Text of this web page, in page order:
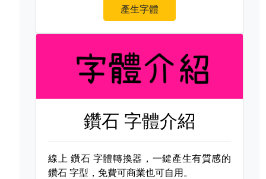
產生字體
鑽石 字體介紹
線上 鑽石 字體轉換器，一鍵產生有質感的
鑽石 字型，免費可商業也可自用。